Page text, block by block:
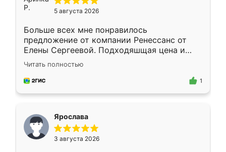
5 августа 2026
Больше всех мне понравилось
предложение от компании Ренессанс от
Елены Сергеевой. Подходяшщая цена и
короткие сроки изготовления. Приехавший
для замера сотрудник Владислав
предложил по моему эскизу самый
Читать полностью
1
Ярослава
3 августа 2026